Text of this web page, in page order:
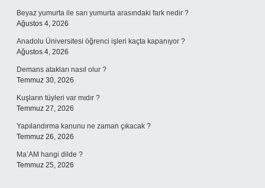
Beyaz yumurta ile sarı yumurta arasındaki fark nedir ?
Ağustos 4, 2026
Anadolu Üniversitesi öğrenci işleri kaçta kapanıyor ?
Ağustos 4, 2026
Demans atakları nasıl olur ?
Temmuz 30, 2026
Kuşların tüyleri var mıdır ?
Temmuz 27, 2026
Yapılandırma kanunu ne zaman çıkacak ?
Temmuz 26, 2026
Ma’AM hangi dilde ?
Temmuz 25, 2026